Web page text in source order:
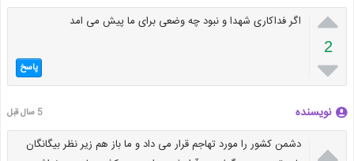

2

اگر فداکاری شهدا و نبود چه وضعی برای ما پیش می امد
پاسخ
نویسنده 5 سال قبل

دشمن کشور را مورد تهاجم قرار می داد و ما باز هم زیر نظر بیگانگان